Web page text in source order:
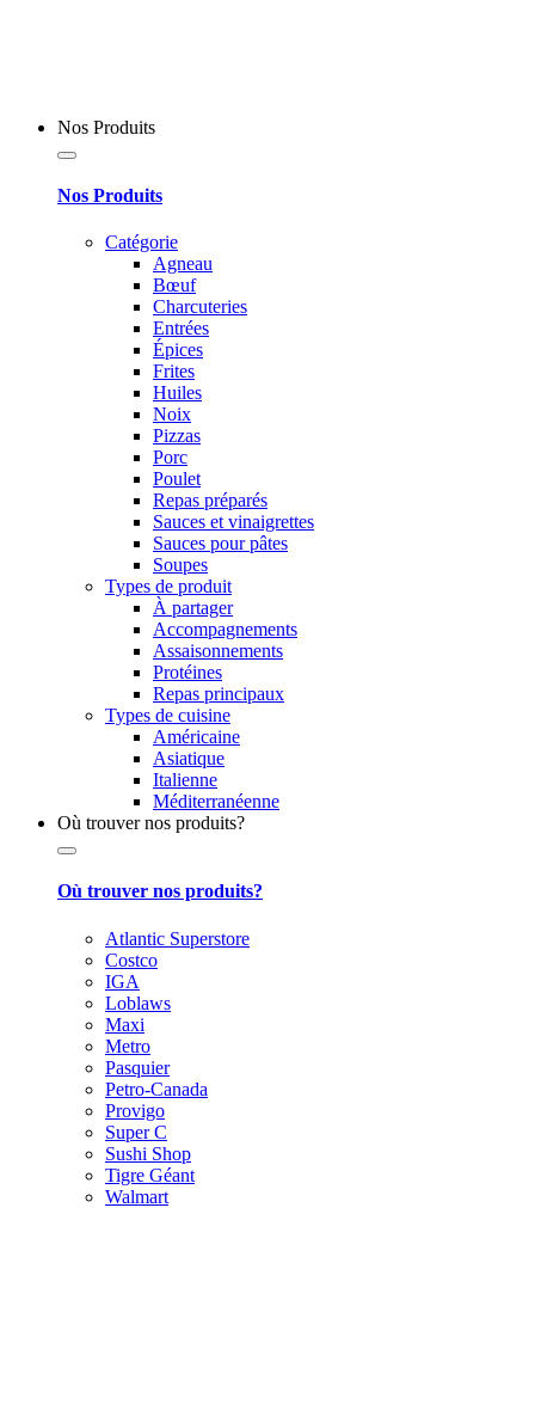
Nos Produits
Nos Produits
Catégorie
Agneau
Bœuf
Charcuteries
Entrées
Épices
Frites
Huiles
Noix
Pizzas
Porc
Poulet
Repas préparés
Sauces et vinaigrettes
Sauces pour pâtes
Soupes
Types de produit
À partager
Accompagnements
Assaisonnements
Protéines
Repas principaux
Types de cuisine
Américaine
Asiatique
Italienne
Méditerranéenne
Où trouver nos produits?
Où trouver nos produits?
Atlantic Superstore
Costco
IGA
Loblaws
Maxi
Metro
Pasquier
Petro-Canada
Provigo
Super C
Sushi Shop
Tigre Géant
Walmart